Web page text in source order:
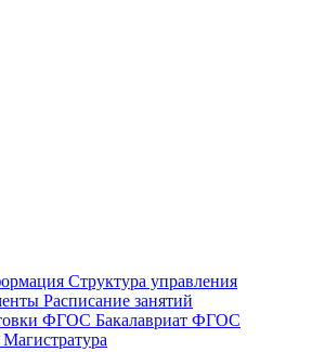
Структура управления
Расписание занятий
ФГОС Бакалавриат ФГОС